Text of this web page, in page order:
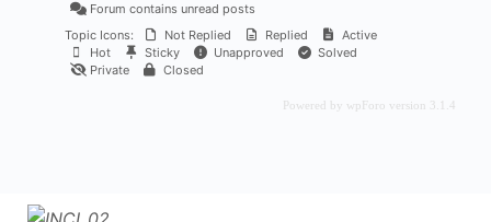
Forum contains unread posts
Topic Icons:
Not Replied Replied
Active
Hot
Sticky Unapproved
Solved
Private
Closed
Powered by wpForo version 3.1.4